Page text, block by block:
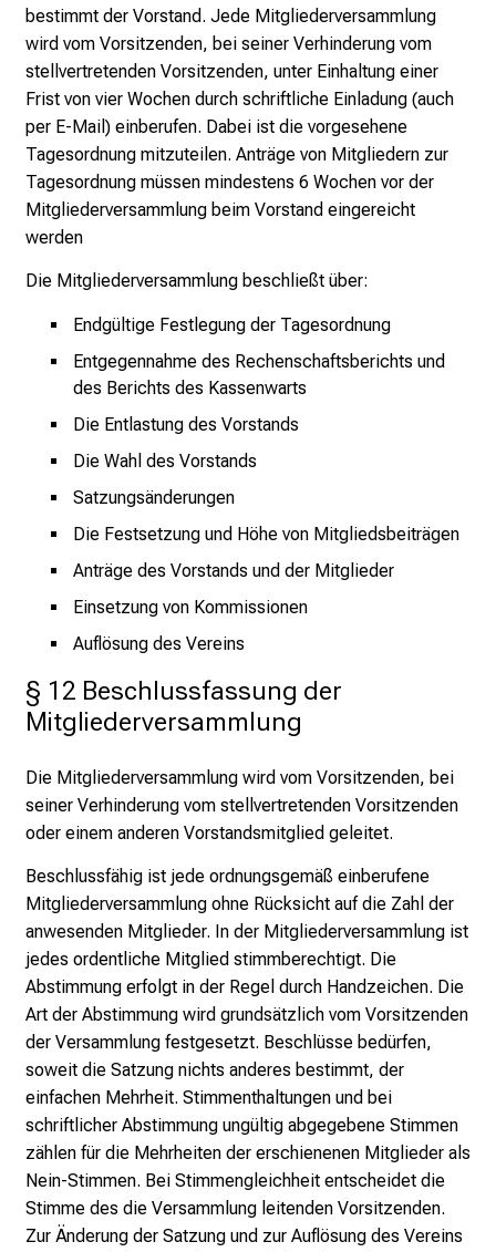
bestimmt der Vorstand. Jede Mitgliederversammlung
wird vom Vorsitzenden, bei seiner Verhinderung vom
stellvertretenden Vorsitzenden, unter Einhaltung einer
Frist von vier Wochen durch schriftliche Einladung (auch
per E-Mail) einberufen. Dabei ist die vorgesehene
Tagesordnung mitzuteilen. Anträge von Mitgliedern zur
Tagesordnung müssen mindestens 6 Wochen vor der
Mitgliederversammlung beim Vorstand eingereicht
werden
Die Mitgliederversammlung beschließt über:
Endgültige Festlegung der Tagesordnung
Entgegennahme des Rechenschaftsberichts und
des Berichts des Kassenwarts
Die Entlastung des Vorstands
Die Wahl des Vorstands
Satzungsänderungen
Die Festsetzung und Höhe von Mitgliedsbeiträgen
Anträge des Vorstands und der Mitglieder
Einsetzung von Kommissionen
Auflösung des Vereins
§ 12 Beschlussfassung der
Mitgliederversammlung
Die Mitgliederversammlung wird vom Vorsitzenden, bei
seiner Verhinderung vom stellvertretenden Vorsitzenden
oder einem anderen Vorstandsmitglied geleitet.
Beschlussfähig ist jede ordnungsgemäß einberufene
Mitgliederversammlung ohne Rücksicht auf die Zahl der
anwesenden Mitglieder. In der Mitgliederversammlung ist
jedes ordentliche Mitglied stimmberechtigt. Die
Abstimmung erfolgt in der Regel durch Handzeichen. Die
Art der Abstimmung wird grundsätzlich vom Vorsitzenden
der Versammlung festgesetzt. Beschlüsse bedürfen,
soweit die Satzung nichts anderes bestimmt, der
einfachen Mehrheit. Stimmenthaltungen und bei
schriftlicher Abstimmung ungültig abgegebene Stimmen
zählen für die Mehrheiten der erschienenen Mitglieder als
Nein-Stimmen. Bei Stimmengleichheit entscheidet die
Stimme des die Versammlung leitenden Vorsitzenden.
Zur Änderung der Satzung und zur Auflösung des Vereins